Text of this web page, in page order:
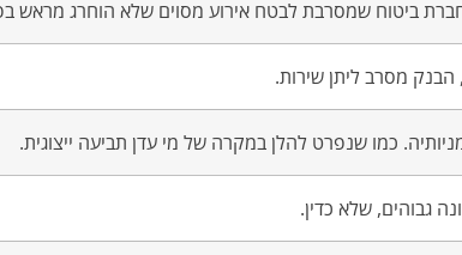
ביטוח שמסרבת לבטח אירוע מסוים שלא הוחרג מראש
מסרב ליתן שירות.
כמו שנפרט להלן במקרה של מי עדן תביעה ייצוגית.
גבוהים, שלא כדין.